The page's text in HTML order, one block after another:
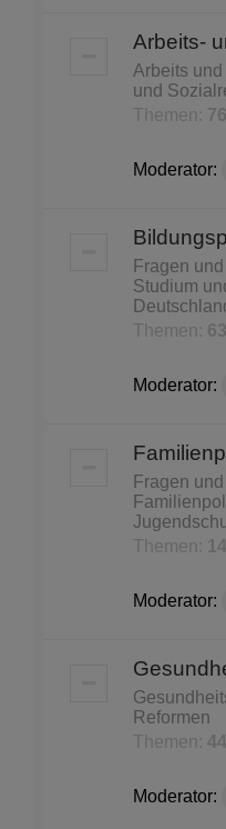
Arbeits-
Arbeits
und
Themen: 76
Moderator:
Fragen
Studium
Themen: 63
Moderator:
Fragen
Themen:
14
Moderator:
Reformen
Themen: 44
Moderator: